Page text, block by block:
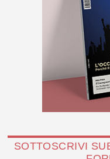
SOTTOSCRIVI